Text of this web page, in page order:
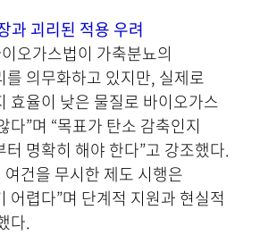
과 괴리된 적용 우려
오가스법이 가축분뇨의
를 의무화하고 있지만, 실제로
효율이 낮은 물질로 바이오가스
다”며 “목표가 탄소 감축인지
명확히 해야 한다”고 강조했다.
여건을 무시한 제도 시행은
어렵다”며 단계적 지원과 현실적
다.